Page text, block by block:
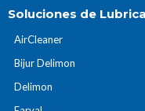
Soluciones de
AirCleaner
Bijur Delimon
Delimon